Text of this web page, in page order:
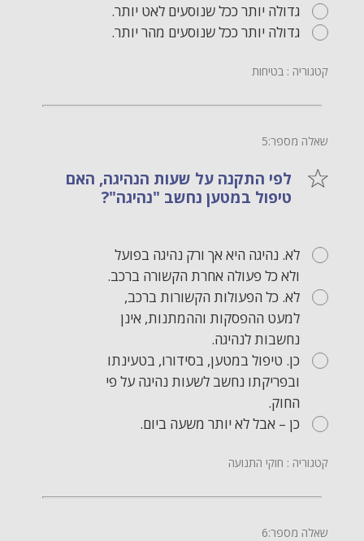
גדולה יותר ככל שנוסעים לאט יותר.
גדולה יותר ככל שנוסעים מהר יותר.
קטגוריה : בטיחות
שאלה מספר:5
לפי התקנה על שעות הנהיגה, האם
טיפול במטען נחשב "נהיגה"?
לא. נהיגה היא אך ורק נהיגה בפועל
ולא כל פעולה אחרת הקשורה ברכב.
לא. כל הפעולות הקשורות ברכב,
למעט ההפסקות וההמתנות, אינן
נחשבות לנהיגה.
כן. טיפול במטען, בסידורו, בטעינתו
ובפריקתו נחשב לשעות נהיגה על פי
החוק.
כן – אבל לא יותר משעה ביום.
קטגוריה : חוקי התנועה
שאלה מספר:6